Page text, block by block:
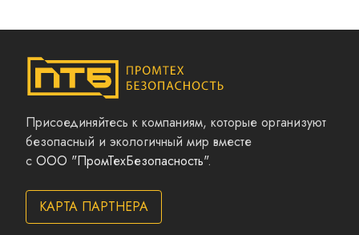
Присоединяйтесь к компаниям, которые организуют
безопасный и экологичный мир вместе
с ООО "ПромТехБезопасность".
КАРТА ПАРТНЕРА